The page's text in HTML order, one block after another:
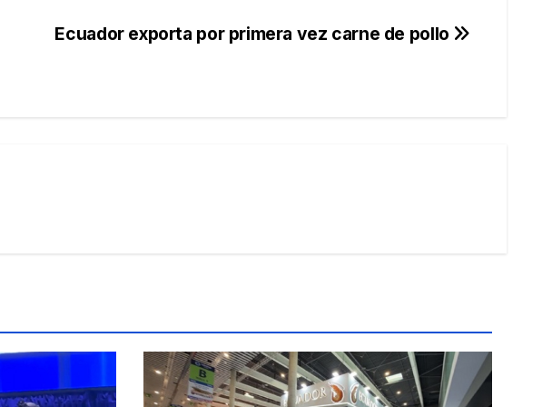
Ecuador exporta por primera vez carne de pollo